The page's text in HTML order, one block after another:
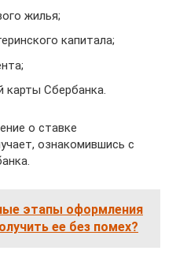
жилья;
капитала;
карты Сбербанка.
о ставке
ознакомившись с
этапы оформления
ее без помех?